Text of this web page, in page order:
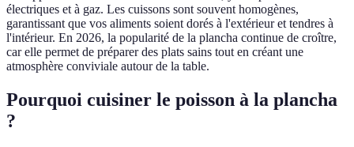
électriques et à gaz. Les cuissons sont souvent homogènes,
garantissant que vos aliments soient dorés à l'extérieur et tendres à
l'intérieur. En 2026, la popularité de la plancha continue de croître,
car elle permet de préparer des plats sains tout en créant une
atmosphère conviviale autour de la table.
Pourquoi cuisiner le poisson à la plancha
?